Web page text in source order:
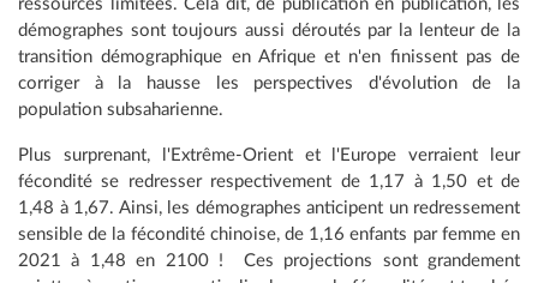
ressources limitées. Cela dit, de publication en publication, les
démographes sont toujours aussi déroutés par la lenteur de la
transition démographique en Afrique et n'en finissent pas de
corriger à la hausse les perspectives d'évolution de la
population subsaharienne.
Plus surprenant, l'Extrême-Orient et l'Europe verraient leur
fécondité se redresser respectivement de 1,17 à 1,50 et de
1,48 à 1,67. Ainsi, les démographes anticipent un redressement
sensible de la fécondité chinoise, de 1,16 enfants par femme en
2021 à 1,48 en 2100 ! Ces projections sont grandement